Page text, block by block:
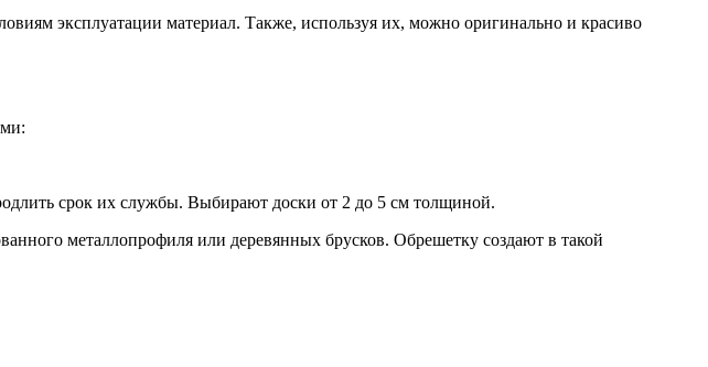
эксплуатации материал. Также, используя их, можно оригинально и красиво
срок их службы. Выбирают доски от 2 до 5 см толщиной.
металлопрофиля или деревянных брусков. Обрешетку создают в такой